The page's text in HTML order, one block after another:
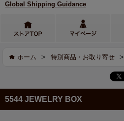
Global Shipping Guidance
ホーム > 特別商品・お取り寄せ >
5544 JEWELRY BOX